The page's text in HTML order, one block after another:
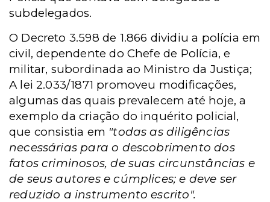
subdelegados.
O Decreto 3.598 de 1.866 dividiu a polícia em
civil, dependente do Chefe de Polícia, e
militar, subordinada ao Ministro da Justiça;
A lei 2.033/1871 promoveu modificações,
algumas das quais prevalecem até hoje, a
exemplo da criação do inquérito policial,
que consistia em "todas as diligências
necessárias para o descobrimento dos
fatos criminosos, de suas circunstâncias e
de seus autores e cúmplices; e deve ser
reduzido a instrumento escrito".